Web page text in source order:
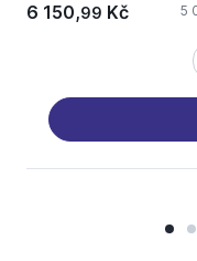
6 150,99 Kč 5